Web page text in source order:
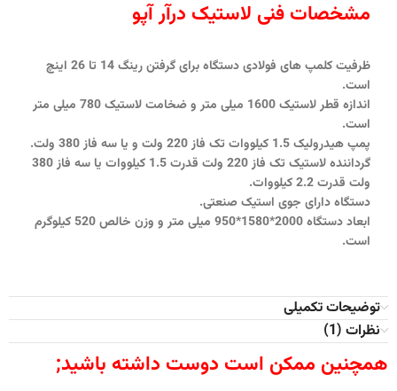
مشخصات فنی لاستیک درآر آپو
ظرفیت کلمپ های فولادی دستگاه برای گرفتن رینگ 14 تا 26 اینچ
است.
اندازه قطر لاستیک 1600 میلی متر و‌ ضخامت لاستیک 780 میلی متر
است.
پمپ هیدرولیک 1.5 کیلووات تک فاز 220 ولت و یا سه فاز 380 ولت.
گرداننده لاستیک تک فاز 220 ولت قدرت 1.5 کیلووات یا سه فاز 380
ولت قدرت 2.2 کیلووات.
دستگاه دارای جوی استیک صنعتی.
ابعاد دستگاه 2000*1580*950 میلی متر و وزن خالص 520 کیلوگرم
است.
توضیحات تکمیلی
نظرات (1)
همچنین ممکن است دوست داشته باشید;